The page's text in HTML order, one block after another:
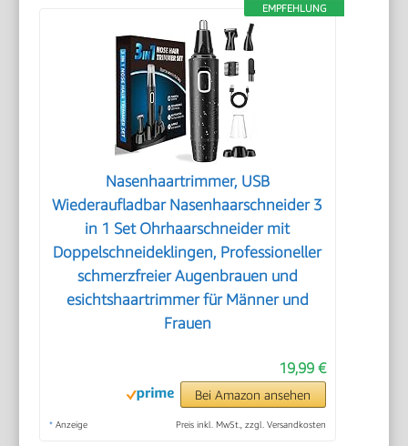
EMPFEHLUNG
Nasenhaartrimmer, USB
Wiederaufladbar Nasenhaarschneider 3
in 1 Set Ohrhaarschneider mit
Doppelschneideklingen, Professioneller
schmerzfreier Augenbrauen und
esichtshaartrimmer für Männer und
Frauen
19,99 €
Bei Amazon ansehen
* Anzeige Preis inkl. MwSt., zzgl. Versandkosten